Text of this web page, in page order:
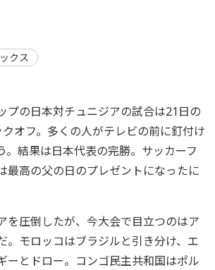
クス
プの日本対チュニジアの試合は21日の
オフ。多くの人がテレビの前に釘付け
。結果は日本代表の完勝。サッカーフ
最高の父の日のプレゼントになったに
圧倒したが、今大会で目立つのはア
。モロッコはブラジルと引き分け、エ
ーとドロー。コンゴ民主共和国はポル